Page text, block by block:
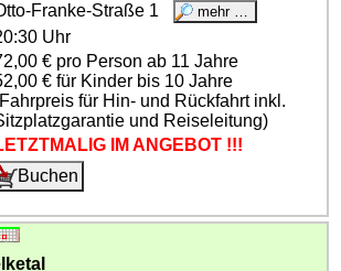
Franke-Straße 1
Uhr
€ pro Person ab 11 Jahre
€ für Kinder bis 10 Jahre
für Hin- und Rückfahrt inkl.
und Reiseleitung)
IM ANGEBOT !!!